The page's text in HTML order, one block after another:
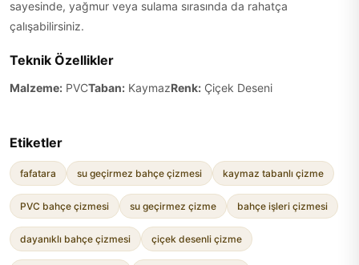
sayesinde, yağmur veya sulama sırasında da rahatça
çalışabilirsiniz.
Teknik Özellikler
Malzeme: PVCTaban: KaymazRenk: Çiçek Deseni
Etiketler
fafatara su geçirmez bahçe çizmesi kaymaz tabanlı çizme
PVC bahçe çizmesi su geçirmez çizme bahçe işleri çizmesi
dayanıklı bahçe çizmesi çiçek desenli çizme